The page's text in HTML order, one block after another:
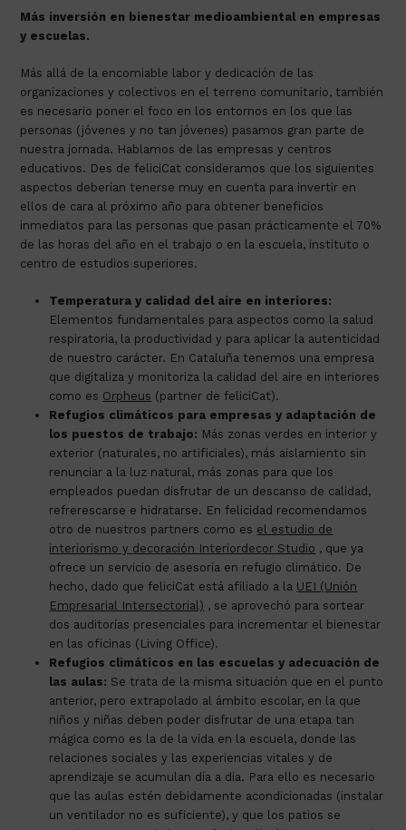
Más inversión en bienestar medioambiental en empresas
y escuelas.
Más allá de la encomiable labor y dedicación de las
organizaciones y colectivos en el terreno comunitario, también
es necesario poner el foco en los entornos en los que las
personas (jóvenes y no tan jóvenes) pasamos gran parte de
nuestra jornada. Hablamos de las empresas y centros
educativos. Des de feliciCat consideramos que los siguientes
aspectos deberían tenerse muy en cuenta para invertir en
ellos de cara al próximo año para obtener beneficios
inmediatos para las personas que pasan prácticamente el 70%
de las horas del año en el trabajo o en la escuela, instituto o
centro de estudios superiores.
Temperatura y calidad del aire en interiores:
Elementos fundamentales para aspectos como la salud
respiratoria, la productividad y para aplicar la autenticidad
de nuestro carácter. En Cataluña tenemos una empresa
que digitaliza y monitoriza la calidad del aire en interiores
como es Orpheus (partner de feliciCat).
Refugios climáticos para empresas y adaptación de
los puestos de trabajo: Más zonas verdes en interior y
exterior (naturales, no artificiales), más aislamiento sin
renunciar a la luz natural, más zonas para que los
empleados puedan disfrutar de un descanso de calidad,
refrerescarse e hidratarse. En felicidad recomendamos
otro de nuestros partners como es el estudio de
interiorismo y decoración Interiordecor Studio , que ya
ofrece un servicio de asesoría en refugio climático. De
hecho, dado que feliciCat está afiliado a la UEI (Unión
Empresarial Intersectorial) , se aprovechó para sortear
dos auditorías presenciales para incrementar el bienestar
en las oficinas (Living Office).
Refugios climáticos en las escuelas y adecuación de
las aulas: Se trata de la misma situación que en el punto
anterior, pero extrapolado al ámbito escolar, en la que
niños y niñas deben poder disfrutar de una etapa tan
mágica como es la de la vida en la escuela, donde las
relaciones sociales y las experiencias vitales y de
aprendizaje se acumulan día a día. Para ello es necesario
que las aulas estén debidamente acondicionadas (instalar
un ventilador no es suficiente), y que los patios se